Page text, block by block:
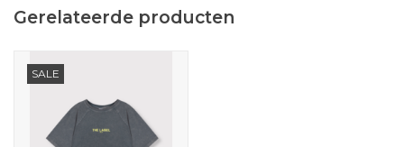
Gerelateerde producten
SALE